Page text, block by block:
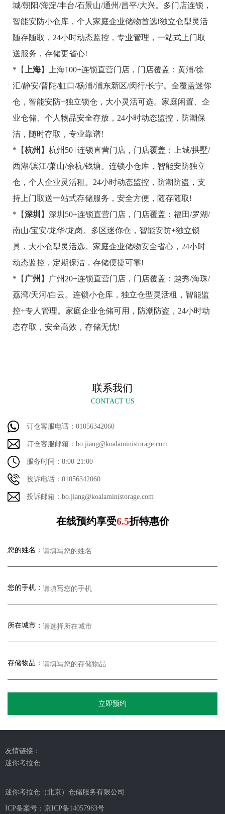
城/朝阳/海淀/丰台/石景山/通州/昌平/大兴。多门店连锁，
智能安防小仓库，个人家庭企业储物首选!独立仓型灵活
随存随取，24小时动态监控，专业管理，一站式上门取
送服务，存储更省心!
*【
上海】上海100+连锁直营门店，门店覆盖：黄浦/徐
汇/静安/普陀/虹口/杨浦/浦东新区/闵行/长宁。全覆盖迷你
仓，智能安防+独立锁仓，大小灵活可选。家庭闲置、企
业仓储、个人物品安全存放，24小时动态监控，防潮保
洁，随时存取，专业靠谱!
*【杭州 】杭州50+连锁直营门店，门店覆盖：上城/拱墅/
西湖/滨江/萧山/余杭/钱塘。连锁小仓库，智能安防独立
仓，个人企业灵活租。24小时动态监控，防潮防盗，支
持上门取送一站式存储服务，安全方便，随存随取!
*【深圳 】深圳50+连锁直营门店，门店覆盖：福田/罗湖/
南山/宝安/龙华/龙岗。多区迷你仓，智能安防+独立锁
具，大小仓型灵活选。家庭企业储物安全省心，24小时
动态监控，定期保洁，存储便捷可靠!
*【 广州 】广州20+连锁直营门店，门店覆盖：越秀/海珠/
荔湾/天河/白云。连锁小仓库，独立仓型灵活租，智能监
控+专人管理。家庭企业仓储可用，防潮防盗，24小时动
态存取，安全高效，存储无忧!
联系我们
CONTACT US
订仓客服电话：01056342060
订仓客服邮箱：bo.jiang@koalaministorage.com
服务时间：8:00-21:00
投诉电话：01056342060
投诉邮箱：bo.jiang@koalaministorage.com
在线预约享受6.5折特惠价
您的姓名：
您的手机：
所在城市：
存储物品：
立即预约
友情链接：
迷你考拉仓
迷你考拉仓（北京）仓储服务有限公司
ICP备案号： 京ICP备14057963号